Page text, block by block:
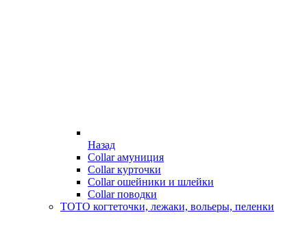
Назад
Collar амуниция
Collar курточки
Collar ошейники и шлейки
Collar поводки
ТОТО когтеточки, лежаки, вольеры, пеленки